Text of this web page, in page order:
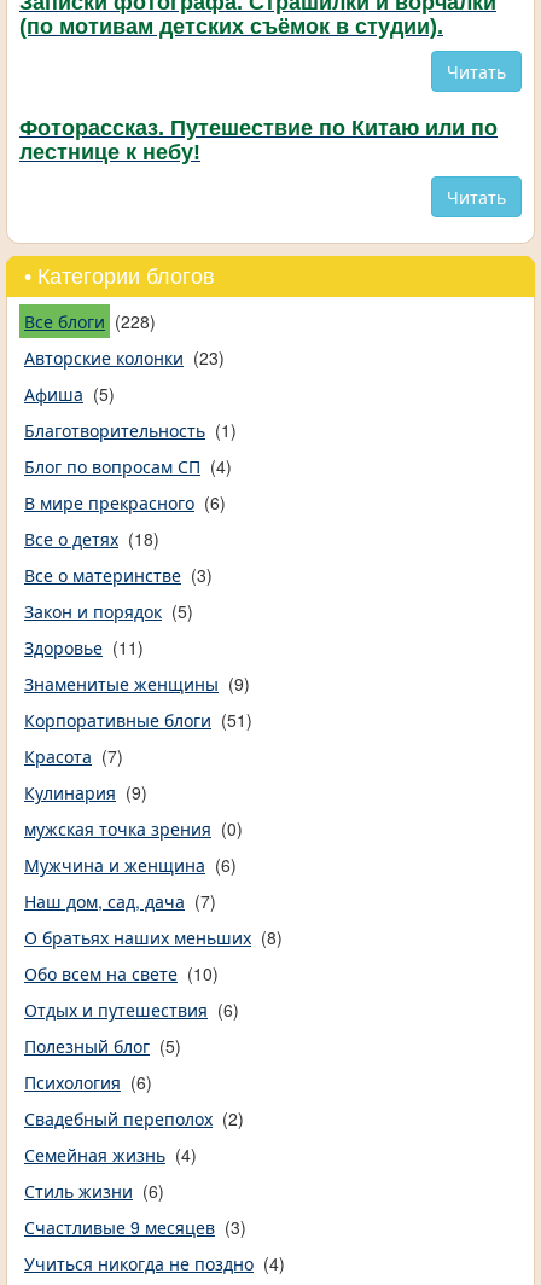
(по мотивам детских съёмок в студии).
Читать
Фоторассказ. Путешествие по Китаю или по
лестнице к небу!
Читать
• Категории блогов
Все блоги (228)
Авторские колонки (23)
Афиша (5)
Благотворительность (1)
Блог по вопросам СП (4)
В мире прекрасного (6)
Все о детях (18)
Все о материнстве (3)
Закон и порядок (5)
Здоровье (11)
Знаменитые женщины (9)
Корпоративные блоги (51)
Красота (7)
Кулинария (9)
мужская точка зрения (0)
Мужчина и женщина (6)
Наш дом, сад, дача (7)
О братьях наших меньших (8)
Обо всем на свете (10)
Отдых и путешествия (6)
Полезный блог (5)
Психология (6)
Свадебный переполох (2)
Семейная жизнь (4)
Стиль жизни (6)
Счастливые 9 месяцев (3)
Учиться никогда не поздно (4)